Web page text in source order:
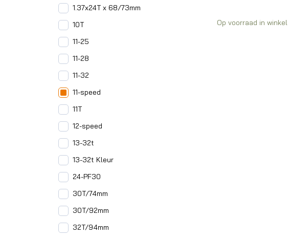
1.37x24T x 68/73mm
10T
11-25
11-28
11-32
11-speed
11T
12-speed
13-32t
13-32t Kleur
24-PF30
30T/74mm
30T/92mm
32T/94mm
Op voorraad in winkel